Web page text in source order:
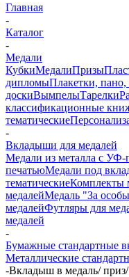
Главная
-
Каталог
-
Медали
КубкиМедалиПризы
дипломыПлакетки, пано,
доскиВымпелыТарелки
классификационные
тематические
-
Вкладыши для медалей
Медали из металла с УФ-
печатьюМедали под
тематическиеКомплекты
медалейМедаль "За
медалейФутляры для
медалей
-
Бумажные стандартные
Металлические
-Вкладыш в медаль/